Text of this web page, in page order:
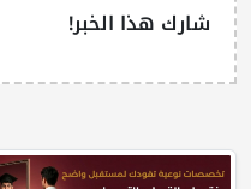
شارك هذا الخبر!